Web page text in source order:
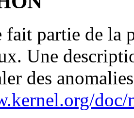
fait partie de
Une
des
doc/